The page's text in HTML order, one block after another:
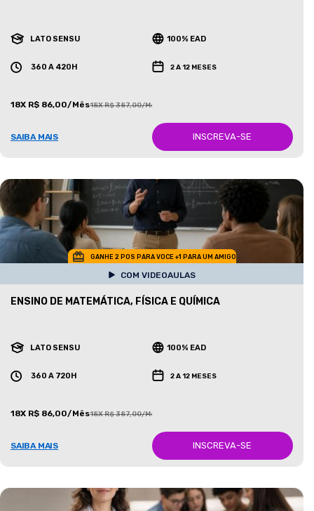
LATO SENSU 100% EAD
360 A 420H 2 A 12 MESES
18X R$ 86,00/Mês18X R$ 387,00/Mês
SAIBA MAIS INSCREVA-SE
GANHE 2 POS PARA VOCE +1 PARA UM AMIGO
COM VIDEOAULAS
ENSINO DE MATEMÁTICA, FÍSICA E QUÍMICA
LATO SENSU 100% EAD
360 A 720H 2 A 12 MESES
18X R$ 86,00/Mês18X R$ 387,00/Mês
SAIBA MAIS INSCREVA-SE